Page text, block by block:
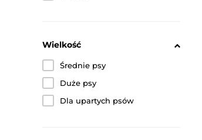
Wielkość
Średnie psy
Duże psy
Dla upartych psów